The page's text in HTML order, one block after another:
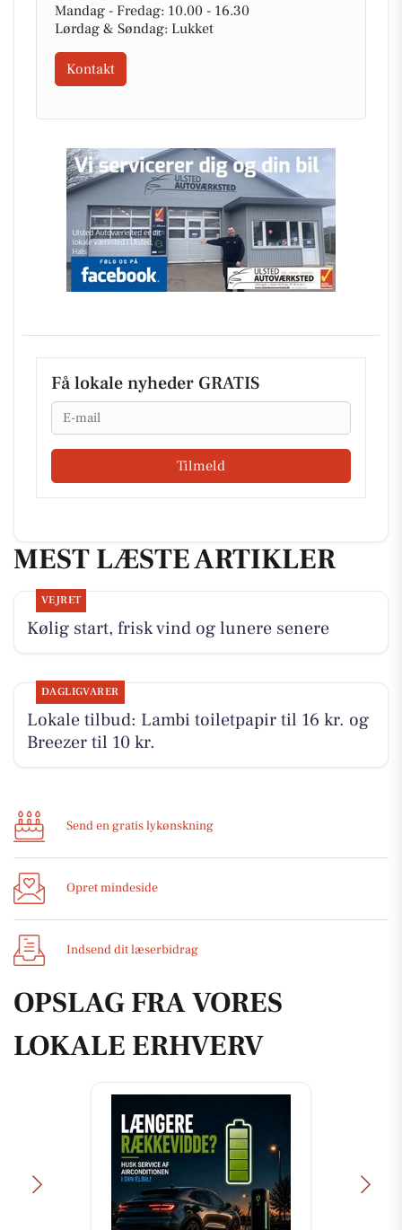
Mandag - Fredag: 10.00 - 16.30
Lørdag & Søndag: Lukket
Kontakt
Få lokale nyheder GRATIS
Email
Tilmeld
MEST LÆSTE ARTIKLER
VEJRET
Kølig start, frisk vind og lunere senere
DAGLIGVARER
Lokale tilbud: Lambi toiletpapir til 16 kr. og
Breezer til 10 kr.
Send en gratis lykønskning
Opret mindeside
Indsend dit læserbidrag
OPSLAG FRA VORES
LOKALE ERHVERV